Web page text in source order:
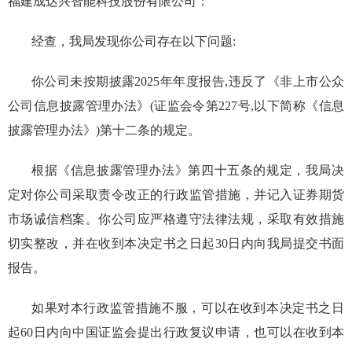
经查，我局发现你公司存在以下问题:
你公司未按期披露2025年年度报告,违反了
《非上市公众
公司信息披露管理办法》(证监会令第227号,以下简称《信息
披露管理办法》)第十二条的规定。
根据《信息披露管理办法》第四十五条的规定，我局决
定对你公司采取责令改正的行政监管措施，并记入证券期货
市场诚信档案。你公司应严格遵守法律法规，采取有效措施
切实整改，并在收到本决定书之日起30日内向我局提交书面
报告。
如果对本行政监管措施不服，可以在收到本决定书之日
起60日内向中国证监会提出行政复议申请，也可以在收到本